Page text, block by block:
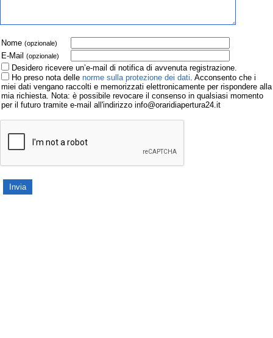
Nome (opzionale)
E-Mail (opzionale)
Desidero ricevere un’e-mail di notifica di avvenuta registrazione.
Ho preso nota delle norme sulla protezione dei dati. Acconsento che i
miei dati vengano raccolti e memorizzati elettronicamente per rispondere alla
mia richiesta. Nota: è possibile revocare il consenso in qualsiasi momento
per il futuro tramite e-mail all'indirizzo info@oraridiapertura24.it